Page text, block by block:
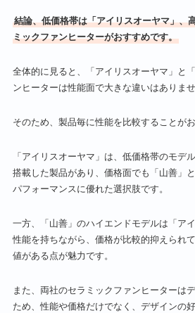
結論、低価格帯は「アイリスオーヤマ」、
ミックファンヒーターがおすすめです。
全体的に見ると、「アイリスオーヤマ」と
ンヒーターは性能面で大きな違いはありませ
そのため、製品毎に性能を比較することがお
「アイリスオーヤマ」は、低価格帯のモデ
搭載した製品があり、価格面でも「山善」
パフォーマンスに優れた選択肢です。
一方、「山善」のハイエンドモデルは「ア
性能を持ちながら、価格が比較的抑えられ
値がある点が魅力です。
また、両社のセラミックファンヒーターは
ため、性能や価格だけでなく、デザインの